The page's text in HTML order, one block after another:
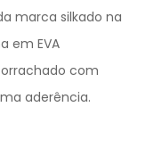
marca silkado na
em EVA
com
aderência.